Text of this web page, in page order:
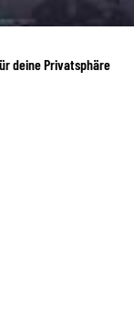
deine Privatsphäre